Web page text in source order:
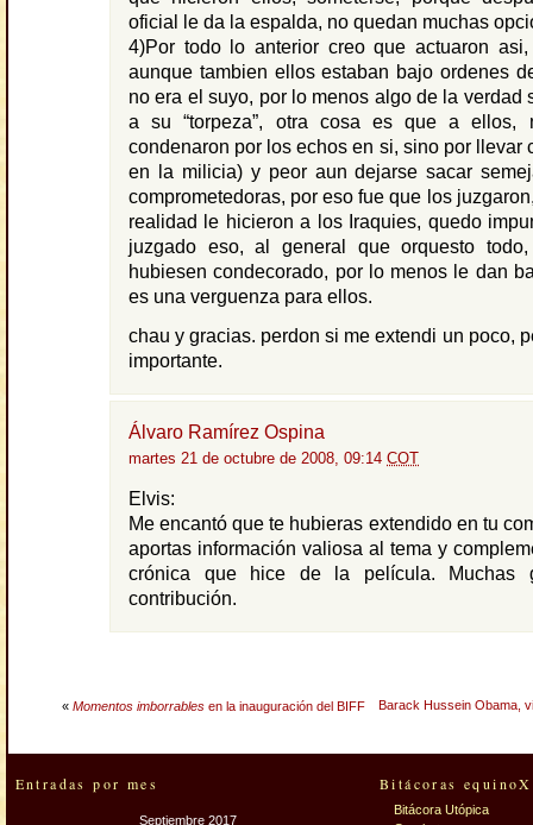
oficial le da la espalda, no quedan muchas
4)Por todo lo anterior creo que actuaron
aunque tambien ellos estaban bajo ordenes
no era el suyo, por lo menos algo de la verdad
a su “torpeza”, otra cosa es que a ellos,
condenaron por los echos en si, sino por llevar
en la milicia) y peor aun dejarse sacar
comprometedoras, por eso fue que los
realidad le hicieron a los Iraquies, quedo
juzgado eso, al general que orquesto
hubiesen condecorado, por lo menos le dan
es una verguenza para ellos.
chau y gracias. perdon si me extendi un poco,
importante.
Álvaro Ramírez Ospina
martes 21 de octubre de 2008, 09:14 COT
Elvis:
Me encantó que te hubieras extendido en tu
aportas información valiosa al tema y
crónica que hice de la película. Muchas
contribución.
« Momentos imborrables en la inauguración del BIFF Barack Hussein Obama,
Entradas por mes
Septiembre 2017
Bitácoras
Bitácora Utópica